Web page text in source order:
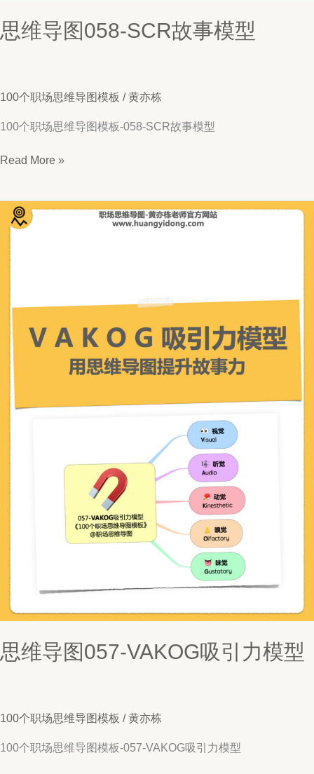
思维导图058-SCR故事模型
100个职场思维导图模板 /黄亦栋
100个职场思维导图模板-058-SCR故事模型
思
058-
SCR
故
事
模
型
Read More »
思维导图057-VAKOG吸引力模型
100个职场思维导图模板 /黄亦栋
100个职场思维导图模板-057-VAKOG吸引力模型